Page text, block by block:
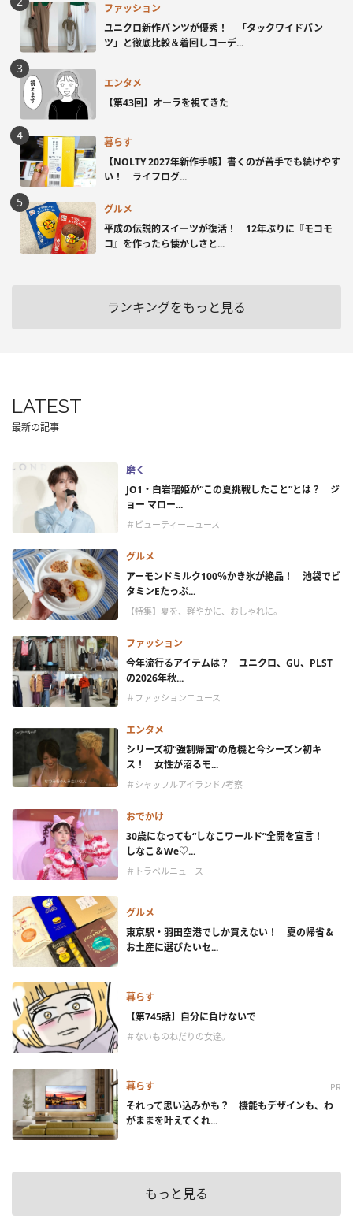
ファッション
ユニクロ新作パンツが優秀！ 「タックワイドパン
ツ」と徹底比較＆着回しコーデ...
エンタメ
【第43回】オーラを視てきた
暮らす
【NOLTY 2027年新作手帳】書くのが苦手でも続けやす
い！ ライフログ...
グルメ
平成の伝説的スイーツが復活！ 12年ぶりに『モコモ
コ』を作ったら懐かしさと...
ランキングをもっと見る
LATEST
最新の記事
磨く
JO1・白岩瑠姫が“この夏挑戦したこと”とは？ ジ
ョー マロー...
＃ビューティーニュース
グルメ
アーモンドミルク100％かき氷が絶品！ 池袋でビ
タミンEたっぷ...
【特集】夏を、軽やかに、おしゃれに。
ファッション
今年流行るアイテムは？ ユニクロ、GU、PLST
の2026年秋...
＃ファッションニュース
エンタメ
シリーズ初“強制帰国”の危機と今シーズン初キ
ス！ 女性が沼るモ...
＃シャッフルアイランド7考察
おでかけ
30歳になっても“しなこワールド”全開を宣言！
しなこ＆We♡...
＃トラベルニュース
グルメ
東京駅・羽田空港でしか買えない！ 夏の帰省＆
お土産に選びたいセ...
暮らす
【第745話】自分に負けないで
＃ないものねだりの女達。
暮らす PR
それって思い込みかも？ 機能もデザインも、わ
がままを叶えてくれ...
もっと見る